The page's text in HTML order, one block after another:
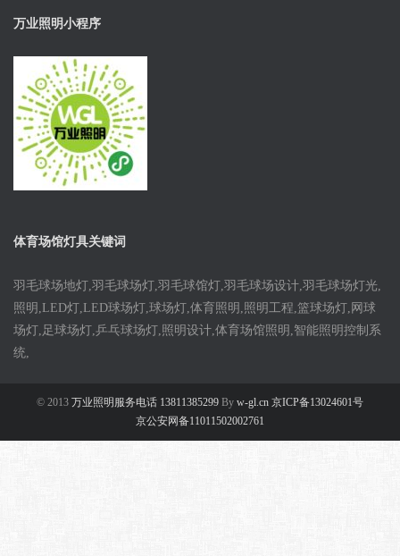
万业照明小程序
体育场馆灯具关键词
羽毛球场地灯,羽毛球场灯,羽毛球馆灯,羽毛球场设计,羽毛球场灯光,
照明,LED灯,LED球场灯,球场灯,体育照明,照明工程,篮球场灯,网球
场灯,足球场灯,乒乓球场灯,照明设计,体育场馆照明,智能照明控制系
统,
© 2013 万业照明服务电话 13811385299 By w-gl.cn 京ICP备13024601号
京公安网备11011502002761